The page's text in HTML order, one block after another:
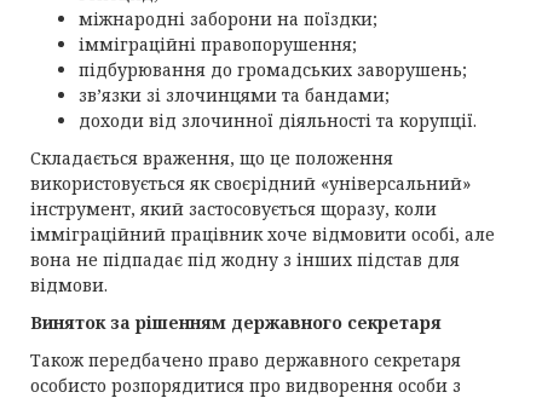
міжнародні заборони на поїздки;
імміграційні правопорушення;
підбурювання до громадських заворушень;
зв’язки зі злочинцями та бандами;
доходи від злочинної діяльності та корупції.
Складається враження, що це положення
використовується як своєрідний «універсальний»
інструмент, який застосовується щоразу, коли
імміграційний працівник хоче відмовити особі, але
вона не підпадає під жодну з інших підстав для
відмови.
Виняток за рішенням державного секретаря
Також передбачено право державного секретаря
особисто розпорядитися про видворення особи з